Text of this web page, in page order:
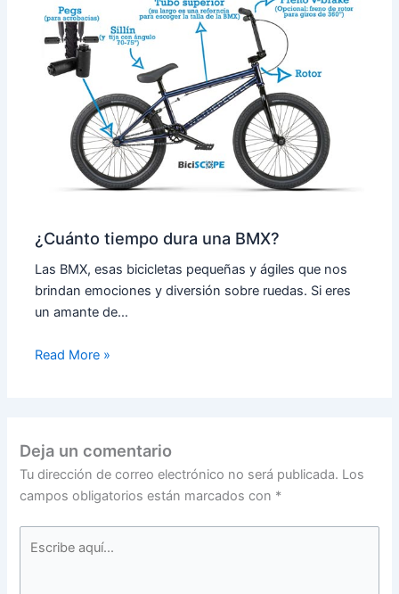
¿Cuánto tiempo dura una BMX?
Las BMX, esas bicicletas pequeñas y ágiles que nos
brindan emociones y diversión sobre ruedas. Si eres
un amante de…
Read More »
Deja un comentario
Tu dirección de correo electrónico no será publicada. Los
campos obligatorios están marcados con *
aquí...